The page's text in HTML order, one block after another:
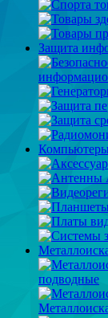
Защита
подводные